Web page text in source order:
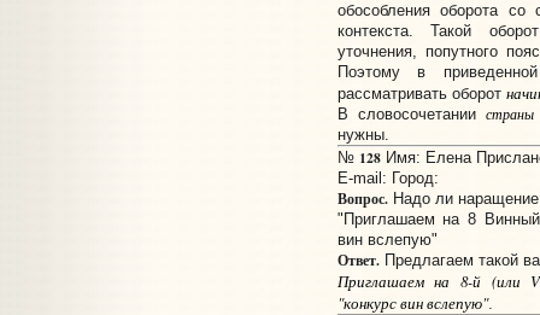
обособления оборота
контекста. Такой
уточнения, попутного
Поэтому в
рассматривать оборот
В словосочетании страны
нужны.
№ 128Имя: Елена
E-mail: Город:
Вопрос.Надо ли наращение
"Приглашаем на 8
вин вслепую"
Ответ.Предлагаем такой
Приглашаем на 8-й (или
"конкурс вин вслепую".